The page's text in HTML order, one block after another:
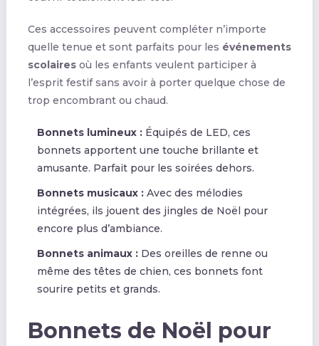
Ces accessoires peuvent compléter n’importe
quelle tenue et sont parfaits pour les événements
scolairesoù les enfants veulent participer à
l’esprit festif sans avoir à porter quelque chose de
trop encombrant ou chaud.
Bonnets lumineux :Équipés de LED, ces
bonnets apportent une touche brillante et
amusante. Parfait pour les soirées dehors.
Bonnets musicaux :Avec des mélodies
intégrées, ils jouent des jingles de Noël pour
encore plus d’ambiance.
Bonnets animaux :Des oreilles de renne ou
même des têtes de chien, ces bonnets font
sourire petits et grands.
Bonnets de Noël pour